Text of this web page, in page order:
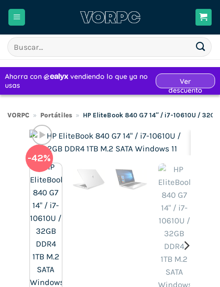
Buscar
por:
VORPC » Portátiles » HP EliteBook 840 G7 14″ / i7-10610U / 32GB
-42%